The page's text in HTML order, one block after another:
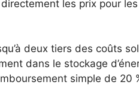
les prix pour les
deux tiers des coûts
dans le stockage
simple de 20